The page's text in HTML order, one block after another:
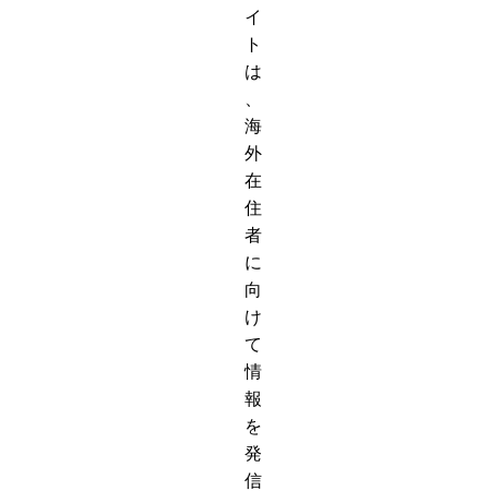
イ
ト
は
海
外
在
住
者
に
向
け
て
情
報
を
発
信